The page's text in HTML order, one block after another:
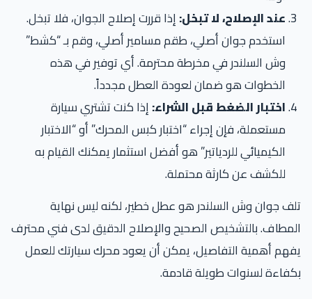
عند الإصلاح، لا تبخل:إذا قررت إصلاح الجوان، فلا تبخل.
استخدم جوان أصلي، طقم مسامير أصلي، وقم بـ “كشط”
وش السلندر في مخرطة محترمة. أي توفير في هذه
الخطوات هو ضمان لعودة العطل مجدداً.
اختبار الضغط قبل الشراء:إذا كنت تشتري سيارة
مستعملة، فإن إجراء “اختبار كبس المحرك” أو “الاختبار
الكيميائي للردياتير” هو أفضل استثمار يمكنك القيام به
للكشف عن كارثة محتملة.
جوان وش السلندر هو عطل خطير، لكنه ليس نهاية
بالتشخيص الصحيح والإصلاح الدقيق لدى فني محترف
أهمية التفاصيل، يمكن أن يعود محرك سيارتك للعمل
لسنوات طويلة قادمة.